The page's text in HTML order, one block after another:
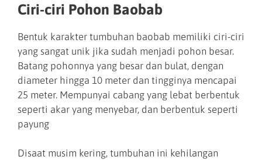
Ciri-ciri Pohon Baobab
Bentuk karakter tumbuhan baobab memiliki ciri-ciri
yang sangat unik jika sudah menjadi pohon besar.
Batang pohonnya yang besar dan bulat, dengan
diameter hingga 10 meter dan tingginya mencapai
25 meter. Mempunyai cabang yang lebat berbentuk
seperti akar yang menyebar, dan berbentuk seperti
payung
Disaat musim kering, tumbuhan ini kehilangan